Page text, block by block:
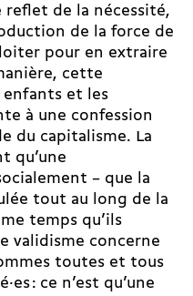
reflet de la nécessité,
de la force de
pour en extraire
cette
enfants et les
à une confession
du capitalisme. La
qu’une
– que la
tout au long de la
temps qu’ils
validisme concerne
toutes et tous
: ce n’est qu’une